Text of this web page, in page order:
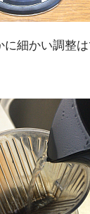
に細かい調整